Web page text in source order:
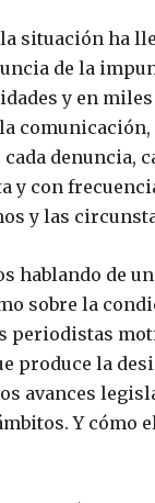
situación ha
de la
y en
denuncia,
y con
y las
hablando de
sobre la
periodistas
produce la
avances
Y